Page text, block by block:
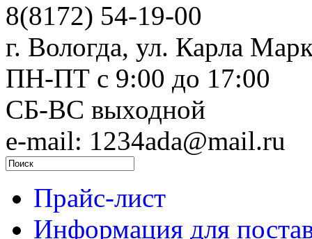
8(8172) 54-19-00
г. Вологда, ул. Карла
ПН-ПТ c 9:00 до 17:00
СБ-ВС выходной
e-mail: 1234ada@mail.ru
Прайс-лист
Информация для